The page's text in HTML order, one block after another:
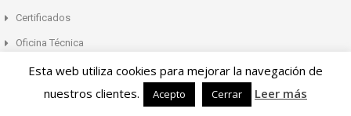
Certificados
Oficina Técnica
Seguros
Esta web utiliza cookies para mejorar la navegación de
nuestros clientes.
Acepto Cerrar Leer más